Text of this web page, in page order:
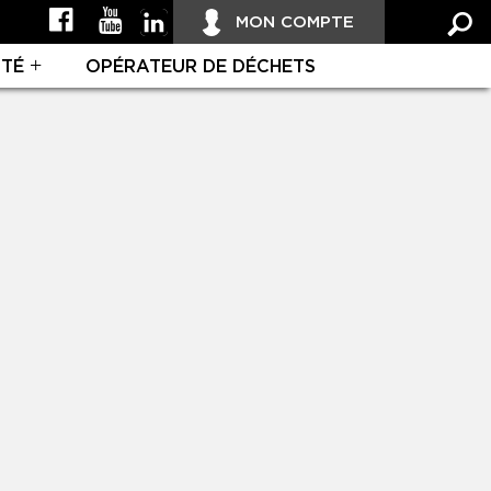
MON COMPTE
OPÉRATEUR DE DÉCHETS